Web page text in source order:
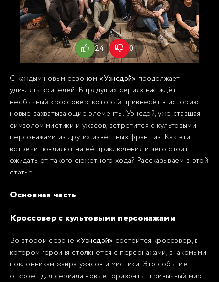
24 0
С каждым новым сезоном«Уэнсдэй» продолжает
удивлять зрителей. В грядущих сериях нас ждёт
необычный кроссовер, который привнесёт в историю
новые захватывающие элементы. Уэнсдэй, уже ставшая
символом мистики и ужасов, встретится с культовыми
персонажами из других известных франшиз. Как эти
встречи повлияют на её приключения и чего стоит
ожидать от такого сюжетного хода? Рассказываем в этой
статье.
Основная часть
Кроссовер с культовыми персонажами
Во втором сезоне«Уэнсдэй» состоится кроссовер, в
котором героиня столкнётся с персонажами, знакомыми
поклонникам жанра ужасов и мистики. Это событие
откроет для сериала новые горизонты: привычный мир